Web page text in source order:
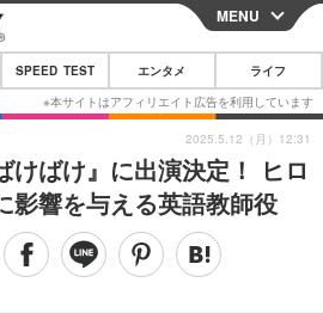
CLOSE
スマートフォン
その他
映画・ドラマ
MENU
SPEED TEST エンタメ ライフ
けばけ』に出演決定！ ヒロ
影響を与える英語教師役
2025.5.12（月）12:31